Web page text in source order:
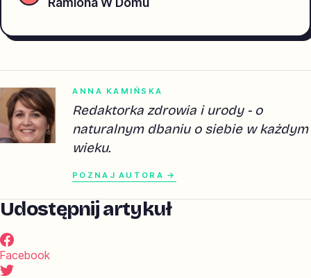
ANNA KAMIŃSKA
Redaktorka zdrowia i urody - o
naturalnym dbaniu o siebie w każdym
wieku.
POZNAJ AUTORA →
Udostępnij artykuł
Facebook